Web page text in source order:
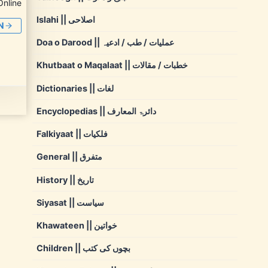
Islahi || اصلاحی
Doa o Darood || عملیات / طب / ادعیہ
Khutbaat o Maqalaat || خطبات / مقالات
Dictionaries || لغات
Encyclopedias || دائرۃ المعارف
Falkiyaat || فلکیات
General || متفرق
History || تاریخ
Siyasat || سیاست
Khawateen || خواتین
Children || بچوں کی کتب